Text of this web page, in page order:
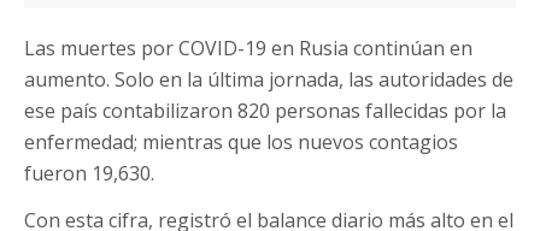
Las muertes por COVID-19 en Rusia continúan en
aumento. Solo en la última jornada, las autoridades de
ese país contabilizaron 820 personas fallecidas por la
enfermedad; mientras que los nuevos contagios
fueron 19,630.
Con esta cifra, registró el balance diario más alto en el